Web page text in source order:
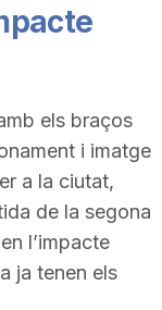
els braços
i imatge
a la ciutat,
de la segona
l’impacte
ja tenen els